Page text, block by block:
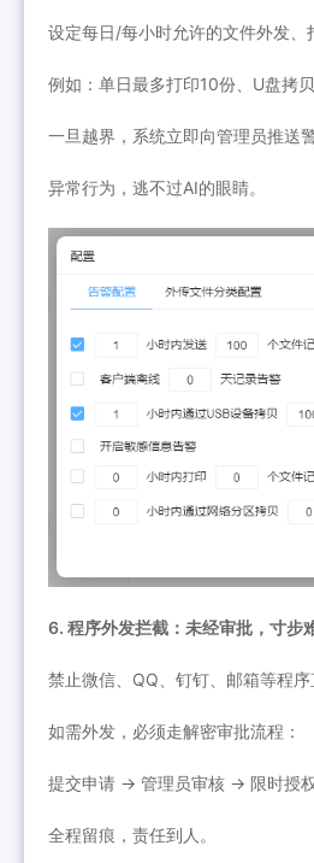
设定每日/每小时允许的文件外发、
例如：单日最多打印10份、U盘拷
一旦越界，系统立即向管理员推送
异常行为，逃不过AI的眼睛。
6. 程序外发拦截：未经审批，寸步
禁止微信、QQ、钉钉、邮箱等程序
如需外发，必须走解密审批流程：
提交申请 → 管理员审核 → 限时授
全程留痕，责任到人。